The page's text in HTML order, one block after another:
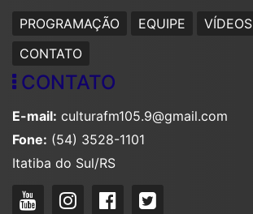
PROGRAMAÇÃO EQUIPE VÍDEOS
CONTATO
CONTATO
E-mail: culturafm105.9@gmail.com
Fone: (54) 3528-1101
Itatiba do Sul/RS